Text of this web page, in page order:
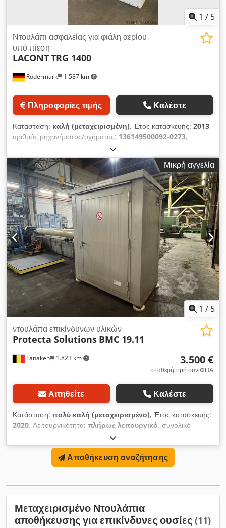
1 / 5
Rödermark 1.587 km
Ντουλάπι ασφαλείας για φιάλη αερίου
υπό πίεση
LACONTTRG 1400
Πληροφορίες τιμής Καλέστε
Κατάσταση: καλή (μεταχειρισμένη), Έτος κατασκευής: 2013,
αριθμός μηχανήματος/οχήματος: 136149500092-0273,
Προσφορά 24109 Τεχνικά στοιχεία: - μπουκάλια 50 λίτρων
μπουκάλια - Συνεχής υποδοχή μπουκαλιών - Άνοιγμα
εξαγωγής αέρα - Το ντουλάπι κλειδώνει, διατίθεται κλειδί -
Απαιτούμενος χώρος Π 1400 x Β 465 x Υ 2150 mm Djdpfx
Aotwnlhoi Eeck - Βάρος περίπου 120 kg
Μικρή αγγελία
1 / 5
Lanaken 1.823 km
ντουλάπα επικίνδυνων υλικών
Protecta Solutions BMC 19.11
3.500 €
σταθερή τιμή συν ΦΠΑ
Αιτηθείτε Καλέστε
Κατάσταση: πολύ καλή (μεταχειρισμένο), Έτος κατασκευής:
2020, Λειτουργικότητα: πλήρως λειτουργικό, συνολικό
, συνολικό μήκος:
245 χιλ., ωφέλιμη χωρητικότητα δεξαμενής:3.300 λ, Θυρίδα
ασφαλείας σύμφωνα με το πρότυπο Valrem. Αντοχή σε φωτιά:
>120 λεπτά Dcodpfjykapfsx Ai Eok Εξωτερικές διαστάσεις:
Αποθήκευση αναζήτησης
Μεταχειρισμένο Ντουλάπια
αποθήκευσης για επικίνδυνες ουσίες (11)